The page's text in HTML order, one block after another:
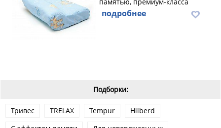
подробнее
Подборки:
Тривес TRELAX Tempur
Hilberd